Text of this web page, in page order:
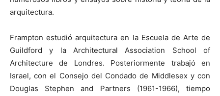
arquitectura.
Frampton estudió arquitectura en la Escuela de Arte de
Guildford y la Architectural Association School of
Architecture de Londres. Posteriormente trabajó en
Israel, con el Consejo del Condado de Middlesex y con
Douglas Stephen and Partners (1961-1966), tiempo